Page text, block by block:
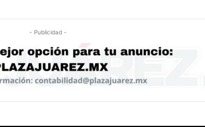
- Publicidad -